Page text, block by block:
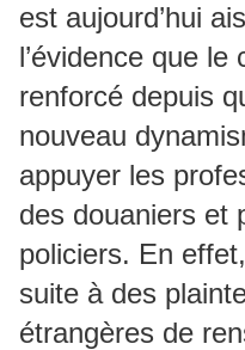
est aujourd’hui
l’évidence que le
renforcé depuis
nouveau
appuyer les
des douaniers et
policiers. En
suite à des
étrangères de